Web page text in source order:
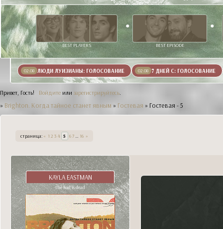
BEST PLAYERS BEST EPISODE
02.08 ЛЮДИ ЛУИЗИАНЫ: ГОЛОСОВАНИЕ 02.08 7 ДНЕЙ С: ГОЛОСОВАНИЕ
Привет, Гость! Войдите или зарегистрируйтесь.
» Brighton. Когда тайное станет явным » Гостевая » Гостевая - 5
страница: « 1 2 3 4 5 67… 16 »
KAYLA EASTMAN
the bad is dead